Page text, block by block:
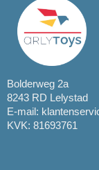
Bolderweg 2a
8243 RD Lelystad
E-mail:
KVK: 81693761